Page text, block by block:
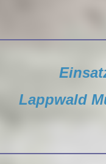
Lappwald